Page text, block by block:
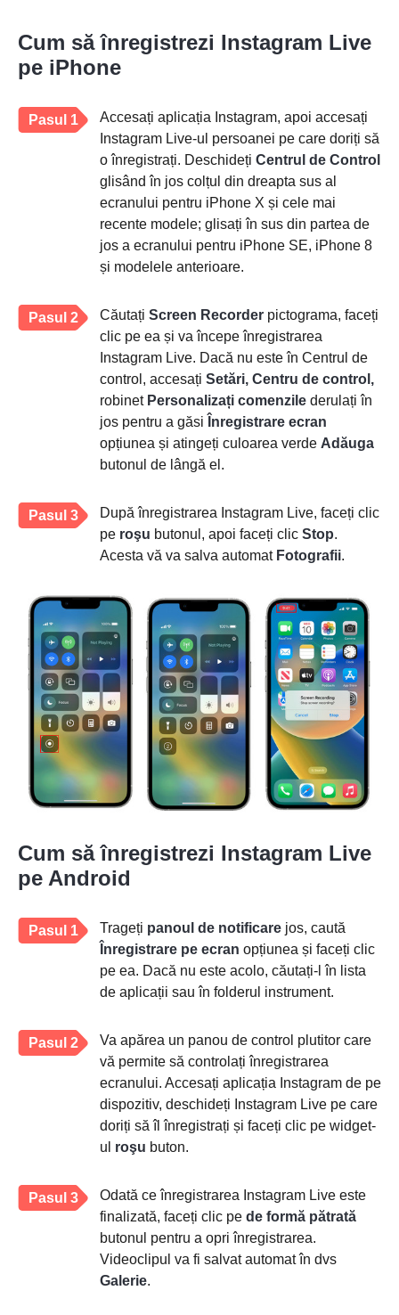
Cum să înregistrezi Instagram Live
pe iPhone
Pasul 1
Accesați aplicația Instagram, apoi accesați
Instagram Live-ul persoanei pe care doriți să
o înregistrați. Deschideți Centrul de Control
glisând în jos colțul din dreapta sus al
ecranului pentru iPhone X și cele mai
recente modele; glisați în sus din partea de
jos a ecranului pentru iPhone SE, iPhone 8
și modelele anterioare.
Pasul 2 Căutați Screen Recorder pictograma, faceți
clic pe ea și va începe înregistrarea
Instagram Live. Dacă nu este în Centrul de
control, accesați Setări, Centru de control,
robinet Personalizați comenzile derulați în
jos pentru a găsi Înregistrare ecran
opțiunea și atingeți culoarea verde Adăuga
butonul de lângă el.
Pasul 3
După înregistrarea Instagram Live, faceți clic
pe roşu butonul, apoi faceți clic Stop.
Acesta vă va salva automat Fotografii.
Cum să înregistrezi Instagram Live
pe Android
Pasul 1 Trageți panoul de notificare jos, caută
Înregistrare pe ecran opțiunea și faceți clic
pe ea. Dacă nu este acolo, căutați-l în lista
de aplicații sau în folderul instrument.
Pasul 2
Va apărea un panou de control plutitor care
vă permite să controlați înregistrarea
ecranului. Accesați aplicația Instagram de pe
dispozitiv, deschideți Instagram Live pe care
doriți să îl înregistrați și faceți clic pe widget-
ul roşu buton.
Pasul 3
Odată ce înregistrarea Instagram Live este
finalizată, faceți clic pe de formă pătrată
butonul pentru a opri înregistrarea.
Videoclipul va fi salvat automat în dvs
Galerie.